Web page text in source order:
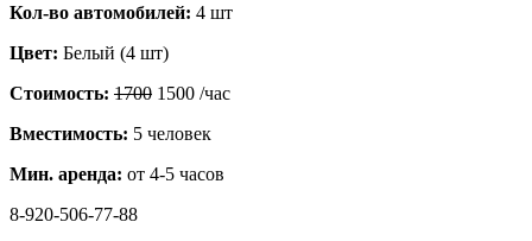
Кол-во автомобилей: 4 шт
Цвет: Белый (4 шт)
Стоимость: 1700 1500 /час
Вместимость: 5 человек
Мин. аренда: от 4-5 часов
8-920-506-77-88